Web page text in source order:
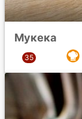
Мукека